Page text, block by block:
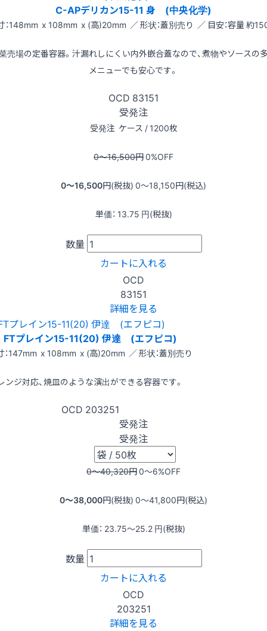
C-APデリカン15-11 身 (中央化学)
：148mm x 108mm x (高)20mm ／ 形状：蓋別売り ／ 目安：容量 約
売場の定番容器。汁漏れしにくい内外嵌合蓋なので、煮物やソースの
メニューでも安心です。
OCD 83151
受発注
受発注 ケース / 1200枚
0〜16,500円0%OFF
0〜16,500円(税抜) 0〜18,150円(税込)
単価： 13.75 円(税抜)
数量
カートに入れる
OCD
83151
詳細を見る
FTプレイン15-11(20) 伊達 (エフピコ)
：147mm x 108mm x (高)20mm ／ 形状：蓋別売り
ンジ対応、焼皿のような演出ができる容器です。
OCD 203251
受発注
受発注
0〜40,320円0〜6%OFF
0〜38,000円(税抜) 0〜41,800円(税込)
単価： 23.75〜25.2 円(税抜)
数量
カートに入れる
OCD
203251
詳細を見る